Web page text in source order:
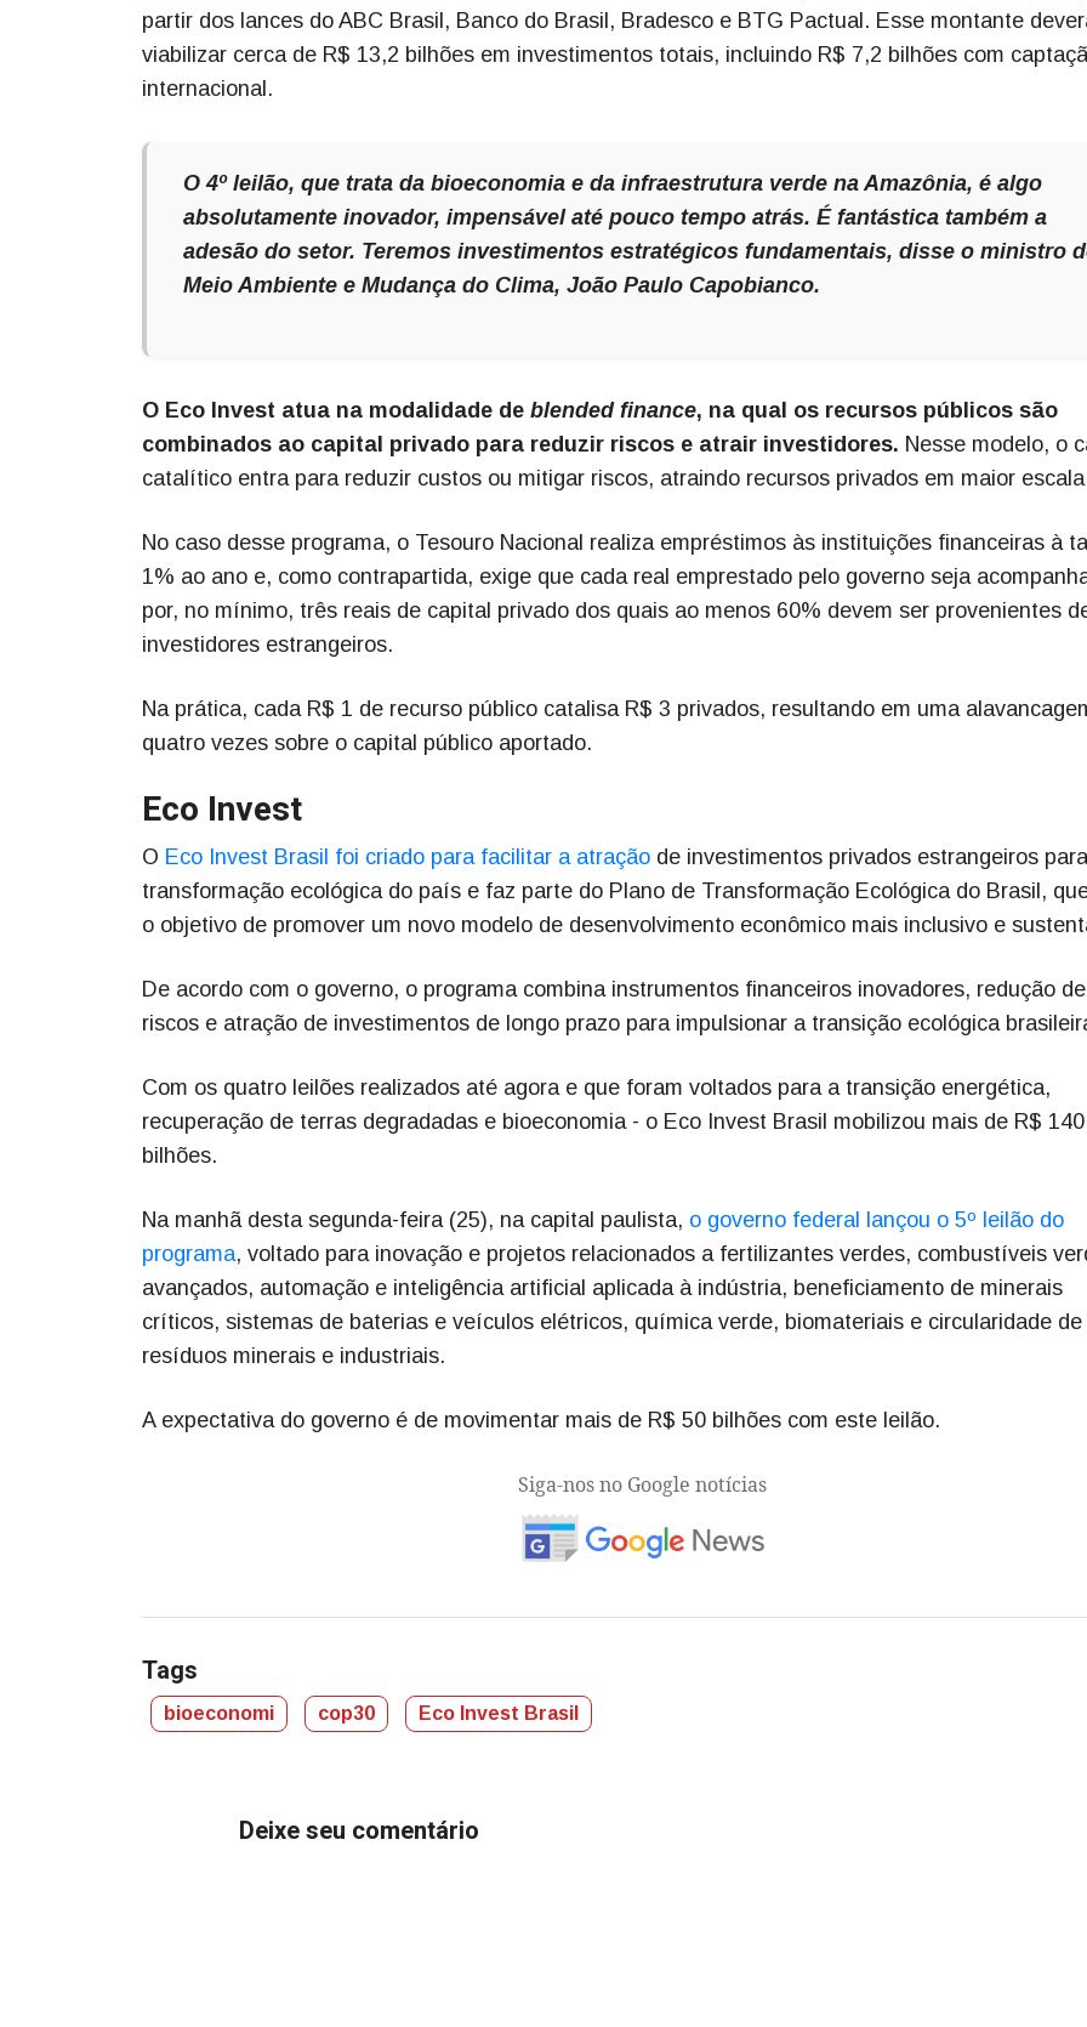
partir dos lances do ABC Brasil, Banco do Brasil, Bradesco e BTG Pactual. Esse montante
viabilizar cerca de R$ 13,2 bilhões em investimentos totais, incluindo R$ 7,2 bilhões com
internacional.
O 4º leilão, que trata da bioeconomia e da infraestrutura verde na Amazônia, é algo
absolutamente inovador, impensável até pouco tempo atrás. É fantástica também a
adesão do setor. Teremos investimentos estratégicos fundamentais, disse o ministro
Meio Ambiente e Mudança do Clima, João Paulo Capobianco.
O Eco Invest atua na modalidade de blended finance, na qual os recursos públicos são
combinados ao capital privado para reduzir riscos e atrair investidores. Nesse modelo, o
catalítico entra para reduzir custos ou mitigar riscos, atraindo recursos privados em maior
No caso desse programa, o Tesouro Nacional realiza empréstimos às instituições financeiras à
1% ao ano e, como contrapartida, exige que cada real emprestado pelo governo seja
por, no mínimo, três reais de capital privado dos quais ao menos 60% devem ser provenientes
investidores estrangeiros.
Na prática, cada R$ 1 de recurso público catalisa R$ 3 privados, resultando em uma
quatro vezes sobre o capital público aportado.
Eco Invest
O Eco Invest Brasil foi criado para facilitar a atração de investimentos privados estrangeiros
transformação ecológica do país e faz parte do Plano de Transformação Ecológica do Brasil,
o objetivo de promover um novo modelo de desenvolvimento econômico mais inclusivo e
De acordo com o governo, o programa combina instrumentos financeiros inovadores, redução de
riscos e atração de investimentos de longo prazo para impulsionar a transição ecológica
Com os quatro leilões realizados até agora e que foram voltados para a transição energética,
recuperação de terras degradadas e bioeconomia - o Eco Invest Brasil mobilizou mais de R$ 140
bilhões.
Na manhã desta segunda-feira (25), na capital paulista, o governo federal lançou o 5º leilão do
programa, voltado para inovação e projetos relacionados a fertilizantes verdes, combustíveis
avançados, automação e inteligência artificial aplicada à indústria, beneficiamento de minerais
críticos, sistemas de baterias e veículos elétricos, química verde, biomateriais e circularidade de
resíduos minerais e industriais.
A expectativa do governo é de movimentar mais de R$ 50 bilhões com este leilão.
Siga-nos no Google notícias
Tags
bioeconomi cop30 Eco Invest Brasil
Deixe seu comentário